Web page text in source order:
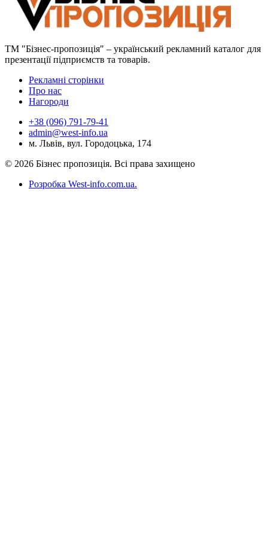
ТМ "Бізнес-пропозиція" – український рекламний каталог для
презентації підприємств та товарів.
Рекламні сторінки
Про нас
Нагороди
+38 (096) 791-79-41
admin@west-info.ua
м. Львів, вул. Городоцька, 174
© 2026 Бізнес пропозиція. Всі права захищено
Розробка West-info.com.ua.